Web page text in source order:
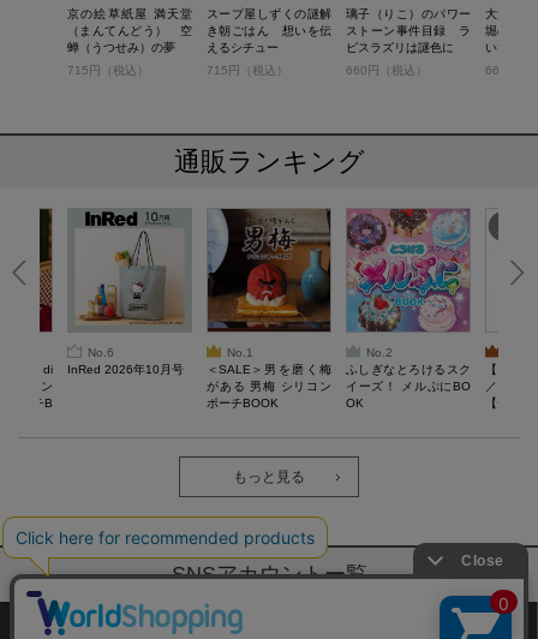
京の絵草紙屋 満天堂
（まんてんどう） 空
蝉（うつせみ）の夢
715円（税込）
スープ屋しずくの謎解
き朝ごはん 想いを伝
えるシチュー
715円（税込）
璃子（りこ）のパワー
ストーン事件目録 ラ
ピスラズリは謎色に
660円（税込）
大江戸
堀のお
いてみろ
660円（
通販ランキング
di
ティン
ポーチB
No.6
InRed 2026年10月号
No.1
＜SALE＞男を磨く梅
がある 男梅 シリコン
ポーチBOOK
No.2
ふしぎなとろけるスク
イーズ！ メルぷにBO
OK
【
／Lサイ
【一般
ウェア
もっと見る
SNSアカウントー覧
サイトマップ